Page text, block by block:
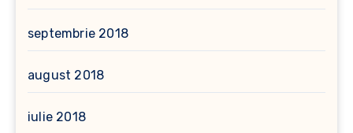
septembrie 2018
august 2018
iulie 2018